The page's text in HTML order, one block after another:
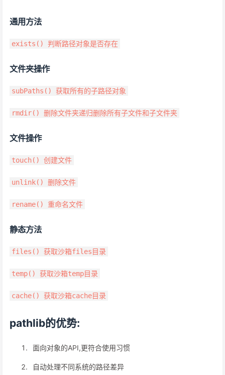
通用方法
exists() 判断路径对象是否存在
文件夹操作
subPaths() 获取所有的子路径对象
rmdir() 删除文件夹递归删除所有子文件和子文件夹
文件操作
touch() 创建文件
unlink() 删除文件
rename() 重命名文件
静态方法
files() 获取沙箱files目录
temp() 获取沙箱temp目录
cache() 获取沙箱cache目录
pathlib的优势:
面向对象的API,更符合使用习惯
自动处理不同系统的路径差异